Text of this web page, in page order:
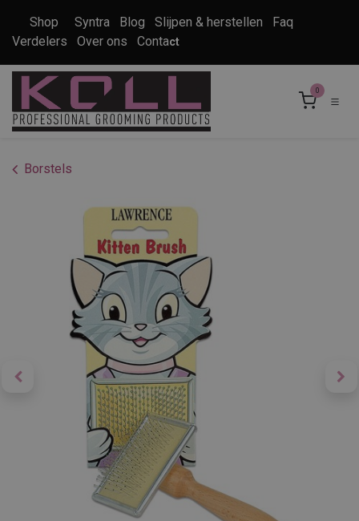
Shop Syntra Blog Slijpen & herstellen
Faq
Verdelers
Over ons Contact
0
Borstels